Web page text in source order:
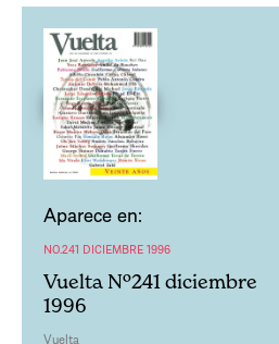
Aparece en:
NO.241 DICIEMBRE 1996
Vuelta Nº241 diciembre
1996
Vuelta